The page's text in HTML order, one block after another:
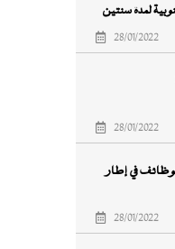
لمدة سنتين
28/01/2022
28/01/2022
في إطار
28/01/2022